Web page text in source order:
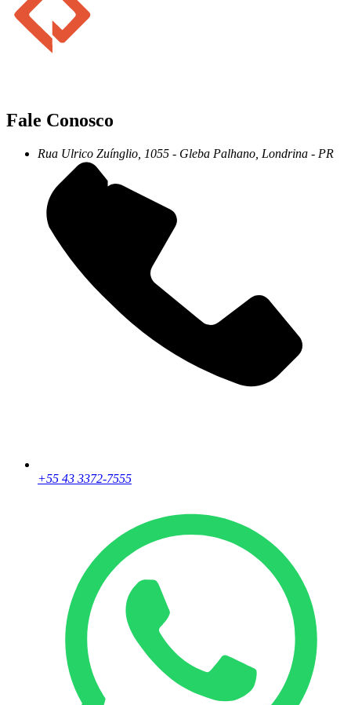
Fale Conosco
Rua Ulrico Zuínglio, 1055 - Gleba Palhano, Londrina - PR
+55 43 3372-7555